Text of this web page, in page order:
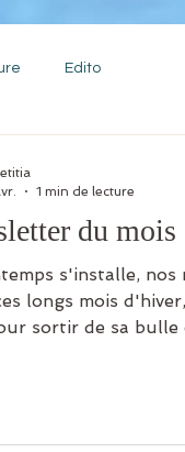
Edito
du
s'installe, nos
longs mois
sortir de sa
1 min de lecture